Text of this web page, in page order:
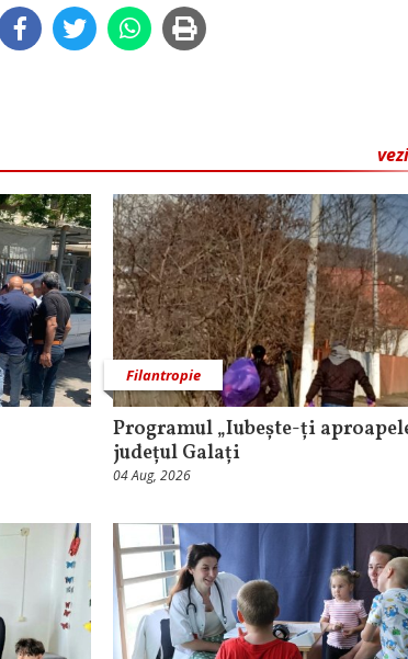
Filantropie
Programul „Iubește-ți
județul Galați
04 Aug, 2026